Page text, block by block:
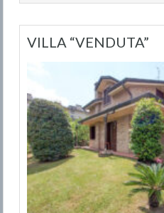
VILLA “VENDUTA”